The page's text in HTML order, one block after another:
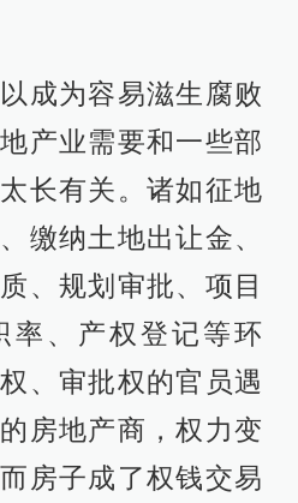
成为容易滋生腐败
产业需要和一些部
长有关。诸如征地
缴纳土地出让金、
、规划审批、项目
率、产权登记等环
、审批权的官员遇
房地产商，权力变
房子成了权钱交易